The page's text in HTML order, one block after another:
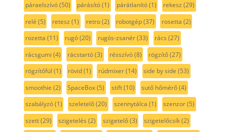
páraelszívó(50) párásító(1) párátlanító(1) rekesz (29)
relé (5) retesz (1) retro(2) robotgép(37) rosetta (2)
rozetta (11) rugó(20) rugós-zsanér(33) rács (27)
rácsgumi (4) rácstartó(3) résszívó(8) rögzítő(27)
rögzítőfül (1) rövid(1) rúdmixer(14) side by side (53)
smoothie (2) SpaceBox(5) stift(10) sutő hőmérő(4)
szabályzó(1) szeletelő(20) szennytálca (1) szenzor(5)
szett(29) szigetelés (2) szigetelő(3) szigetelőcsík(2)